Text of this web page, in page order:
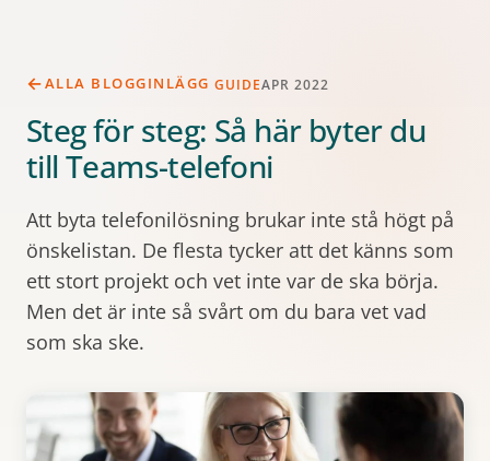
ALLA BLOGGINLÄGG GUIDEAPR 2022
Steg för steg: Så här byter du
till Teams-telefoni
Att byta telefonilösning brukar inte stå högt på
önskelistan. De flesta tycker att det känns som
ett stort projekt och vet inte var de ska börja.
Men det är inte så svårt om du bara vet vad
som ska ske.